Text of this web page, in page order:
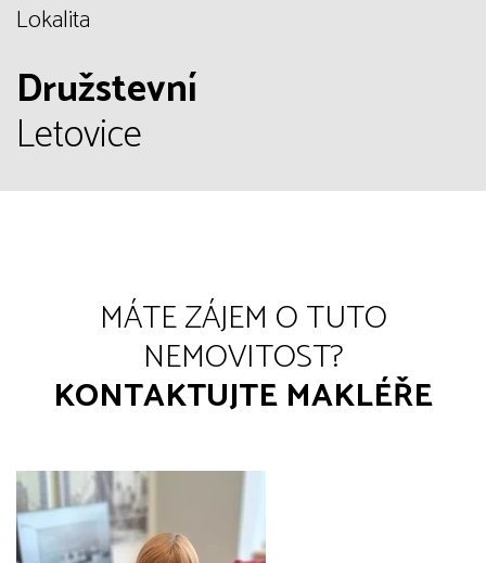
Lokalita
Družstevní
Letovice
MÁTE ZÁJEM O TUTO
NEMOVITOST?
KONTAKTUJTE MAKLÉŘE